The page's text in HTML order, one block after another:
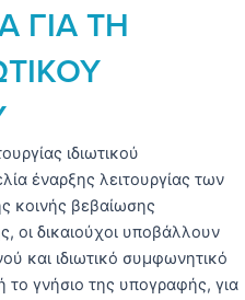
ΓΙΑ ΤΗ
ιδιωτικού
έναρξης λειτουργίας των
κοινής βεβαίωσης
οι δικαιούχοι υποβάλλουν
και ιδιωτικό συμφωνητικό
γνήσιο της υπογραφής, για